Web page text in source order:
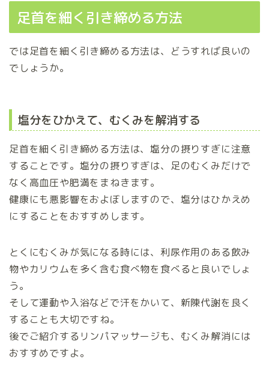
足首を細く引き締める方法
では足首を細く引き締める方法は、どうすれば良いの
でしょうか。
塩分をひかえて、むくみを解消する
足首を細く引き締める方法は、塩分の摂りすぎに注意
することです。塩分の摂りすぎは、足のむくみだけで
なく高血圧や肥満をまねきます。
健康にも悪影響をおよぼしますので、塩分はひかえめ
にすることをおすすめします。
とくにむくみが気になる時には、利尿作用のある飲み
物やカリウムを多く含む食べ物を食べると良いでしょ
う。
そして運動や入浴などで汗をかいて、新陳代謝を良く
することも大切ですね。
後でご紹介するリンパマッサージも、むくみ解消には
おすすめですよ。